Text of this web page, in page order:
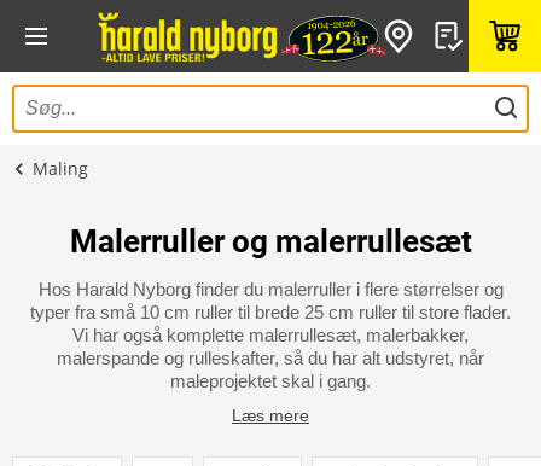
Maling
Malerruller og malerrullesæt
Hos Harald Nyborg finder du malerruller i flere størrelser og
typer fra små 10 cm ruller til brede 25 cm ruller til store flader.
Vi har også komplette malerrullesæt, malerbakker,
malerspande og rulleskafter, så du har alt udstyret, når
maleprojektet skal i gang.
Læs mere